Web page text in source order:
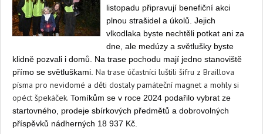
listopadu připravují benefiční akci
plnou strašidel a úkolů. Jejich
vlkodlaka byste nechtěli potkat ani za
dne, ale medúzy a světlušky byste
klidně pozvali i domů. Na trase pochodu mají jedno stanoviště
přímo se světluškami. Na trase účastníci luštili šifru z Braillova
písma pro nevidomé a děti dostaly památeční magnet a mohly si
opéct špekáček. Tomíkům se v roce 2024 podařilo vybrat ze
startovného, prodeje sbírkových předmětů a dobrovolných
příspěvků nádherných 18 937 Kč.